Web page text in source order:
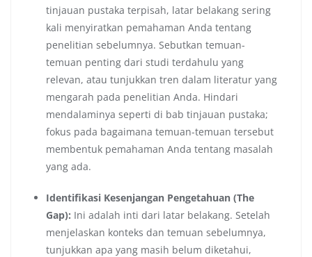
tinjauan pustaka terpisah, latar belakang sering
kali menyiratkan pemahaman Anda tentang
penelitian sebelumnya. Sebutkan temuan-
temuan penting dari studi terdahulu yang
relevan, atau tunjukkan tren dalam literatur yang
mengarah pada penelitian Anda. Hindari
mendalaminya seperti di bab tinjauan pustaka;
fokus pada bagaimana temuan-temuan tersebut
membentuk pemahaman Anda tentang masalah
yang ada.
Identifikasi Kesenjangan Pengetahuan (The
Gap): Ini adalah inti dari latar belakang. Setelah
menjelaskan konteks dan temuan sebelumnya,
tunjukkan apa yang masih belum diketahui,